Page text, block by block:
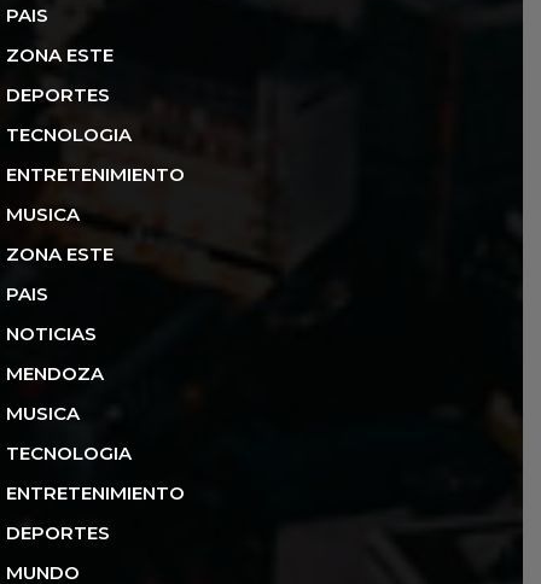
PAIS
ZONA ESTE
DEPORTES
TECNOLOGIA
ENTRETENIMIENTO
MUSICA
ZONA ESTE
PAIS
NOTICIAS
MENDOZA
MUSICA
TECNOLOGIA
ENTRETENIMIENTO
DEPORTES
MUNDO